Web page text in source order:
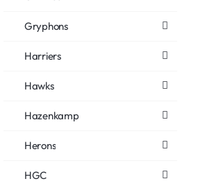
Gryphons
Harriers
Hawks
Hazenkamp
Herons
HGC